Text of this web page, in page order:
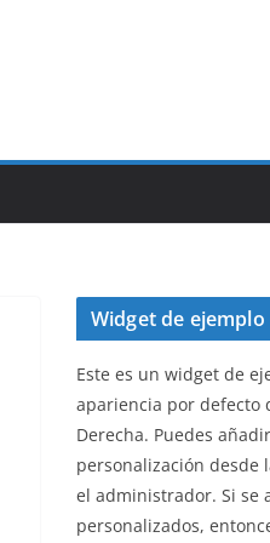
Widget de ejemplo
Este es un widget de
apariencia por defecto
Derecha. Puedes
personalización desde
el administrador. Si se
personalizados,